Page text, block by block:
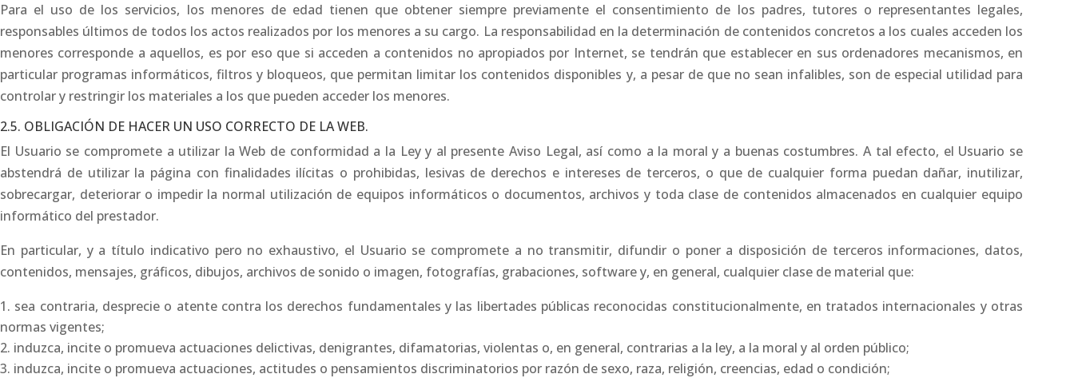
Para el uso de los servicios, los menores de edad tienen que obtener siempre previamente el consentimiento de los padres, tutores o representantes legales,
responsables últimos de todos los actos realizados por los menores a su cargo. La responsabilidad en la determinación de contenidos concretos a los cuales acceden los
menores corresponde a aquellos, es por eso que si acceden a contenidos no apropiados por Internet, se tendrán que establecer en sus ordenadores mecanismos, en
particular programas informáticos, filtros y bloqueos, que permitan limitar los contenidos disponibles y, a pesar de que no sean infalibles, son de especial utilidad para
controlar y restringir los materiales a los que pueden acceder los menores.
2.5. OBLIGACIÓN DE HACER UN USO CORRECTO DE LA WEB.
El Usuario se compromete a utilizar la Web de conformidad a la Ley y al presente Aviso Legal, así como a la moral y a buenas costumbres. A tal efecto, el Usuario se
abstendrá de utilizar la página con finalidades ilícitas o prohibidas, lesivas de derechos e intereses de terceros, o que de cualquier forma puedan dañar, inutilizar,
sobrecargar, deteriorar o impedir la normal utilización de equipos informáticos o documentos, archivos y toda clase de contenidos almacenados en cualquier equipo
informático del prestador.
En particular, y a título indicativo pero no exhaustivo, el Usuario se compromete a no transmitir, difundir o poner a disposición de terceros informaciones, datos,
contenidos, mensajes, gráficos, dibujos, archivos de sonido o imagen, fotografías, grabaciones, software y, en general, cualquier clase de material que:
sea contraria, desprecie o atente contra los derechos fundamentales y las libertades públicas reconocidas constitucionalmente, en tratados internacionales y otras
normas vigentes;
induzca, incite o promueva actuaciones delictivas, denigrantes, difamatorias, violentas o, en general, contrarias a la ley, a la moral y al orden público;
induzca, incite o promueva actuaciones, actitudes o pensamientos discriminatorios por razón de sexo, raza, religión, creencias, edad o condición;